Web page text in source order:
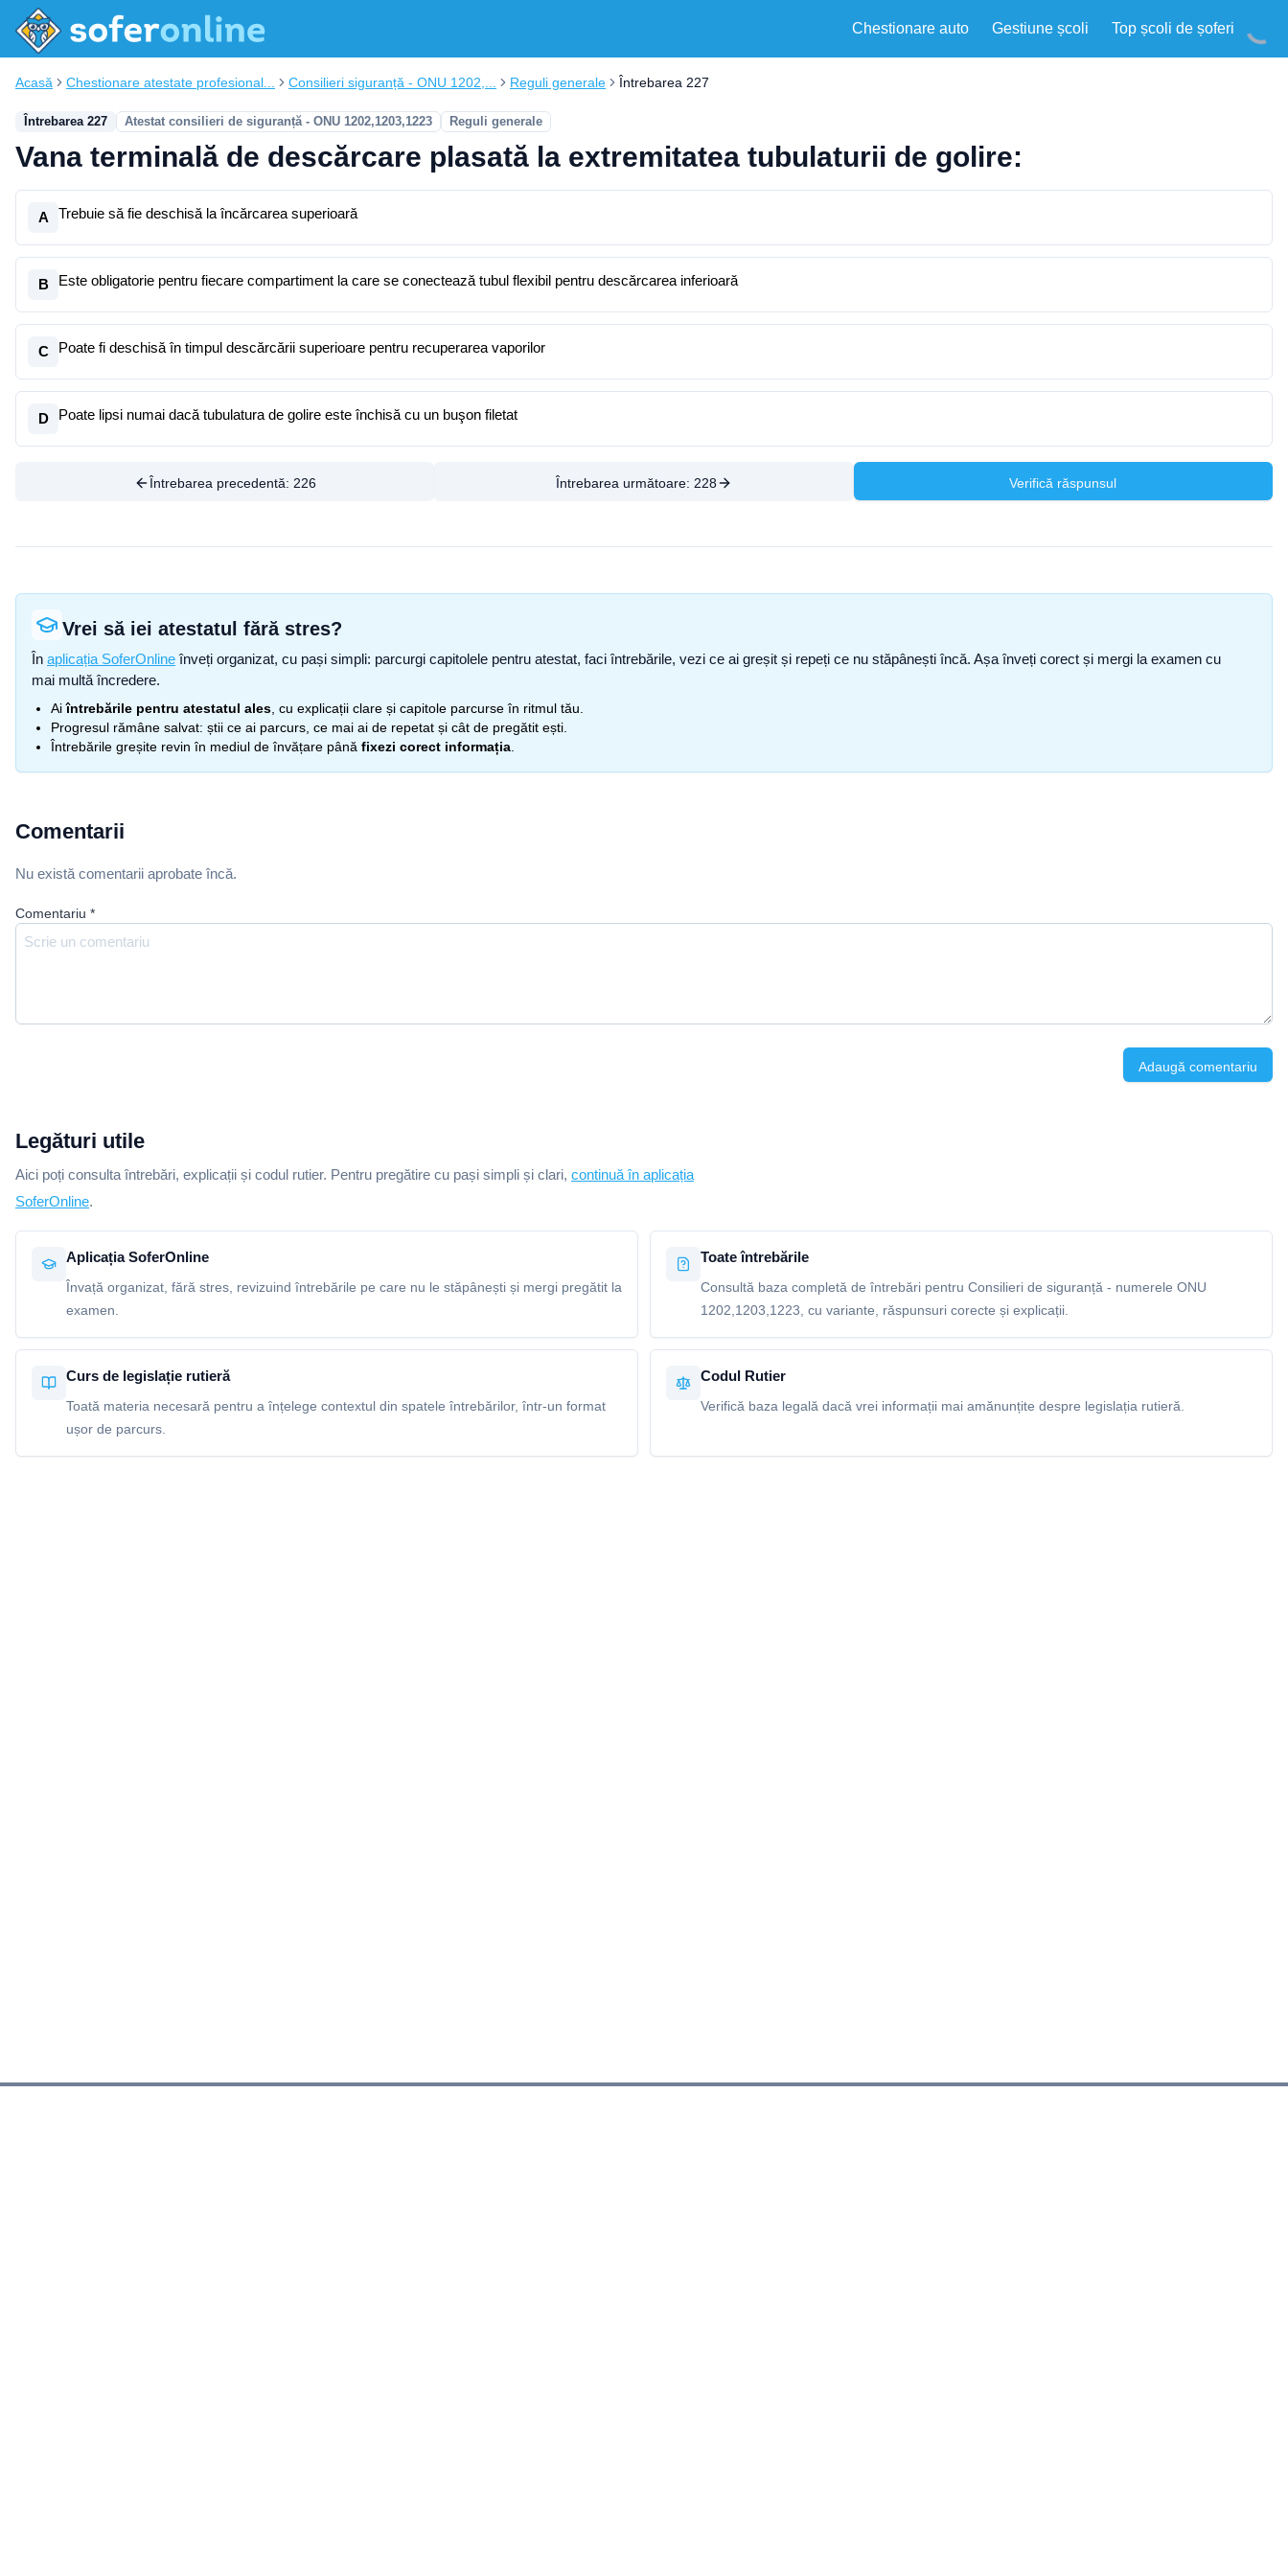
Chestionare auto Gestiune școli Top școli de șoferi
Acasă Chestionare atestate profesional... Consilieri siguranță - ONU 1202,... Reguli generale Întrebarea 227
Întrebarea 227 Atestat consilieri de siguranță - ONU 1202,1203,1223 Reguli generale
Vana terminală de descărcare plasată la extremitatea tubulaturii de golire:
A Trebuie să fie deschisă la încărcarea superioară
B Este obligatorie pentru fiecare compartiment la care se conectează tubul flexibil pentru descărcarea inferioară
C Poate fi deschisă în timpul descărcării superioare pentru recuperarea vaporilor
D Poate lipsi numai dacă tubulatura de golire este închisă cu un buşon filetat
Întrebarea precedentă: 226 Întrebarea următoare: 228 Verifică răspunsul
Vrei să iei atestatul fără stres?
În aplicația SoferOnline înveți organizat, cu pași simpli: parcurgi capitolele pentru atestat, faci întrebările, vezi ce ai greșit și repeți ce nu stăpânești încă. Așa înveți corect și mergi la examen cu
mai multă încredere.
Aiîntrebările pentru atestatul ales , cu explicații clare și capitole parcurse în ritmul tău.
Progresul rămâne salvat: știi ce ai parcurs, ce mai ai de repetat și cât de pregătit ești.
Întrebările greșite revin în mediul de învățare până fixezi corect informația
Comentarii
Nu există comentarii aprobate încă.
Comentariu *
Adaugă comentariu
Legături utile
Aici poți consulta întrebări, explicații și codul rutier. Pentru pregătire cu pași simpli și clari, continuă în aplicația
SoferOnline.
Aplicația SoferOnline
Învață organizat, fără stres, revizuind întrebările pe care nu le stăpânești și mergi pregătit la
examen.
Toate întrebările
Consultă baza completă de întrebări pentru Consilieri de siguranță - numerele ONU
1202,1203,1223, cu variante, răspunsuri corecte și explicații.
Curs de legislație rutieră
Toată materia necesară pentru a înțelege contextul din spatele întrebărilor, într-un format
ușor de parcurs.
Codul Rutier
Verifică baza legală dacă vrei informații mai amănunțite despre legislația rutieră.